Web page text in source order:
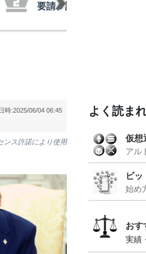
政府救済でビットコイン
時:2025/06/04 06:45
ンス許諾により使用
よく読ま
仮想
アル
ビッ
始め
おす
実績